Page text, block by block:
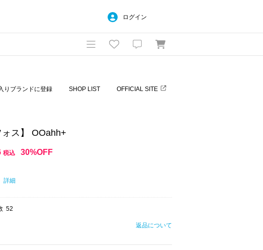
ログイン
りブランドに登録 SHOP LIST OFFICIAL SITE
ォス】 OOahh+
税込 30%OFF
詳細
52
返品について